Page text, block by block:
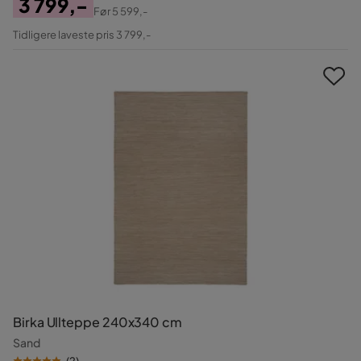
Pris
Original
Før5 599,-
Tidligere laveste pris 3 799,-
Birka Ullteppe 240x340 cm
Sand